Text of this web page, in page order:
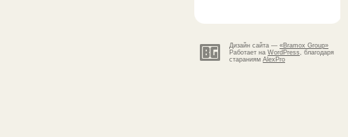
Дизайн сайта — «Bramox Group»
Работает на WordPress, благодаря
стараниям AlexPro